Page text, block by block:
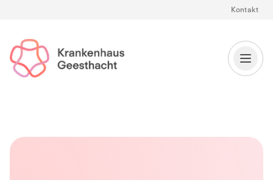
Kontakt